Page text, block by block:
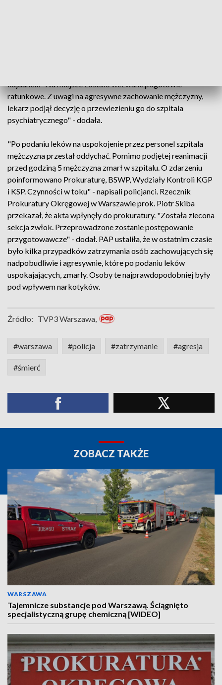
kajdanek. "Na miejsce zostało wezwane pogotowie
ratunkowe. Z uwagi na agresywne zachowanie mężczyzny,
lekarz podjął decyzję o przewiezieniu go do szpitala
psychiatrycznego" - dodała.
"Po podaniu leków na uspokojenie przez personel szpitala
mężczyzna przestał oddychać. Pomimo podjętej reanimacji
przed godziną 5 mężczyzna zmarł w szpitalu. O zdarzeniu
poinformowano Prokuraturę, BSWP, Wydziały Kontroli KGP
i KSP. Czynności w toku" - napisali policjanci. Rzecznik
Prokuratury Okręgowej w Warszawie prok. Piotr Skiba
przekazał, że akta wpłynęły do prokuratury. "Została zlecona
sekcja zwłok. Przeprowadzone zostanie postępowanie
przygotowawcze" - dodał. PAP ustaliła, że w ostatnim czasie
było kilka przypadków zatrzymania osób zachowujących się
nadpobudliwie i agresywnie, które po podaniu leków
uspokajających, zmarły. Osoby te najprawdopodobniej były
pod wpływem narkotyków.
Źródło: TVP3 Warszawa,
#warszawa #policja #zatrzymanie #agresja
#śmierć
ZOBACZ TAKŻE
WARSZAWA
Tajemnicze substancje pod Warszawą. Ściągnięto
specjalistyczną grupę chemiczną [WIDEO]